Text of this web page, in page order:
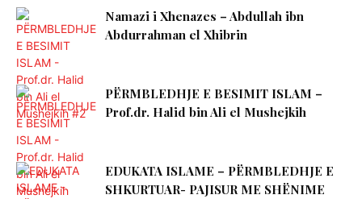
Namazi i Xhenazes – Abdullah ibn
Abdurrahman el Xhibrin
PËRMBLEDHJE E BESIMIT ISLAM –
Prof.dr. Halid bin Ali el Mushejkih
EDUKATA ISLAME – PËRMBLEDHJE E
SHKURTUAR- PAJISUR ME SHËNIME